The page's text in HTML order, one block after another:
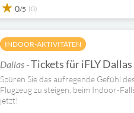
0/5 (0)
INDOOR-AKTIVITÄTEN
Dallas -Tickets für iFLY
Spüren Sie das aufregende Gefühl
Flugzeug zu steigen, beim Indoor-
jetzt!